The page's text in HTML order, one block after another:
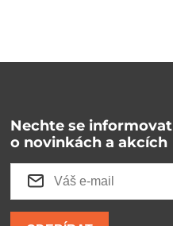
Nechte se informovat
o novinkách a akcích